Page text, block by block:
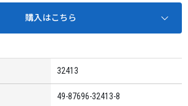
購入はこちら
32413
49-87696-32413-8